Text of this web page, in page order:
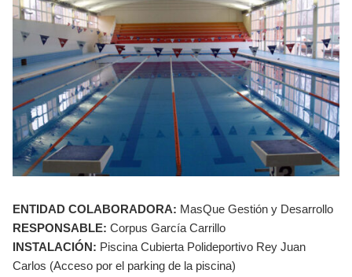
ENTIDAD COLABORADORA: MasQue Gestión y Desarrollo
RESPONSABLE: Corpus García Carrillo
INSTALACIÓN: Piscina Cubierta Polideportivo Rey Juan
Carlos (Acceso por el parking de la piscina)